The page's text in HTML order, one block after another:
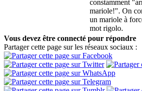
constamment
mariole!". On
un mariole à
mot rigolo.
Vous devez être connecté pour répondre
Partager cette page sur les réseaux sociaux :